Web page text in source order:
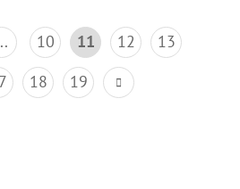
10 11 12
13
18 19